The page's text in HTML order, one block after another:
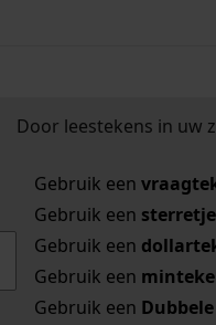
Door leestekens in uw
Gebruik een
Gebruik een
Gebruik een
Gebruik een
Gebruik een